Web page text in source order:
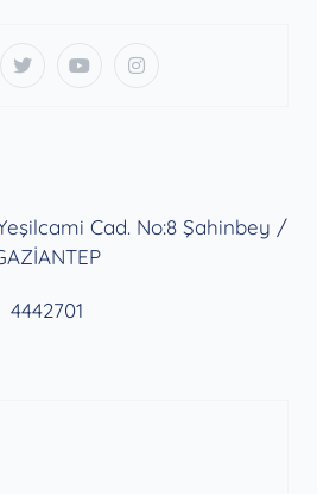
Cad. No:8 Şahinbey /
4442701